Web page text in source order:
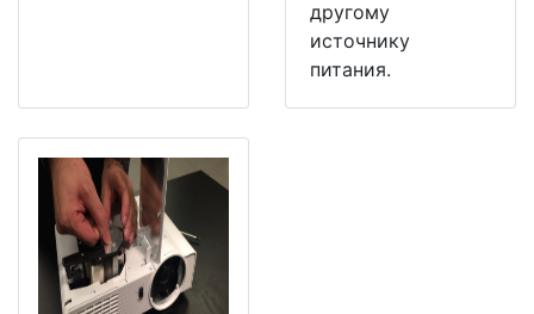
другому
источнику
питания.